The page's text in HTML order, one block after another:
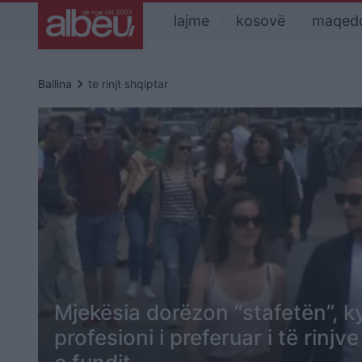
lajme kosovë
Ballina keyboard_arrow_right te rinjt shqiptar
Mjekësia dorëzon “stafetën”,
profesioni i preferuar i të